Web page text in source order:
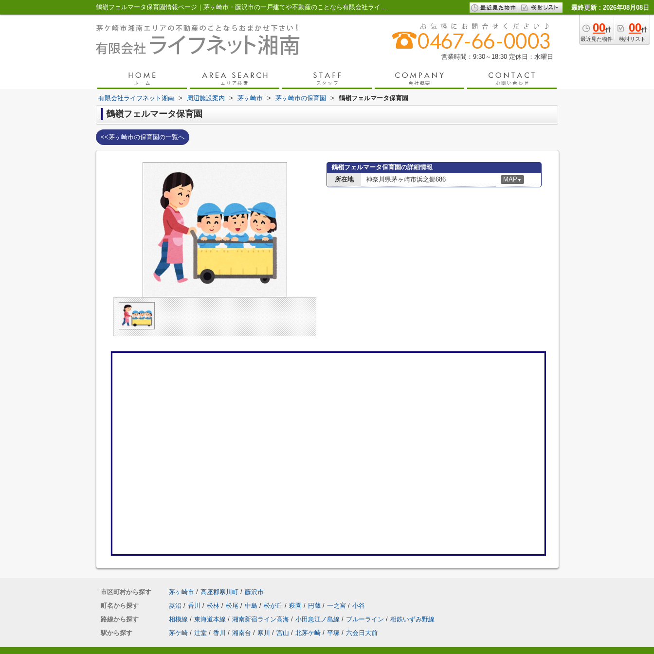
鶴嶺フェルマータ保育園情報ページ｜茅ヶ崎市・藤沢市の一戸建てや不動産のことなら有限会社ライフネット湘南 最終更新：2026年08月08日
00件
最近見た物件
00件
検討リスト
営業時間：9:30～18:30 定休日：水曜日
有限会社ライフネット湘南 > 周辺施設案内 > 茅ヶ崎市 > 茅ヶ崎市の保育園 > 鶴嶺フェルマータ保育園
鶴嶺フェルマータ保育園
<<茅ヶ崎市の保育園の一覧へ
鶴嶺フェルマータ保育園の詳細情報
所在地
神奈川県茅ヶ崎市浜之郷686 MAP ▼
市区町村から探す 茅ヶ崎市 / 高座郡寒川町 / 藤沢市
町名から探す
菱沼 / 香川 / 松林 / 松尾 / 中島 / 松が丘 / 萩園 / 円蔵 / 一之宮 / 小谷
路線から探す
相模線 / 東海道本線 / 湘南新宿ライン高海 / 小田急江ノ島線 / ブルーライン / 相鉄いずみ野線
駅から探す
茅ケ崎 / 辻堂 / 香川 / 湘南台 / 寒川 / 宮山 / 北茅ケ崎 / 平塚 / 六会日大前